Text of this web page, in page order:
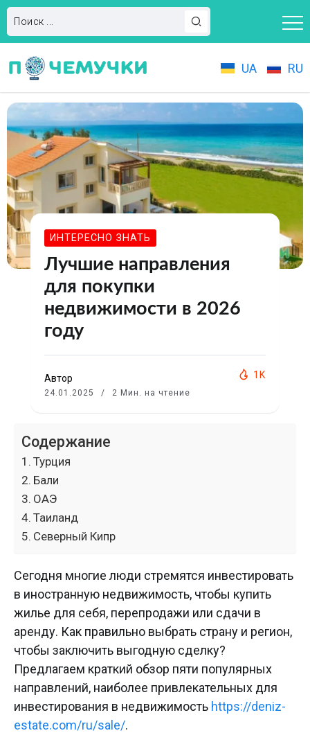
UA RU
ИНТЕРЕСНО ЗНАТЬ
Лучшие направления
для покупки
недвижимости в 2026
году
Автор
24.01.2025 2 Мин. на чтение
1K
Содержание
Турция
Бали
ОАЭ
Таиланд
Северный Кипр
Сегодня многие люди стремятся инвестировать
в иностранную недвижимость, чтобы купить
жилье для себя, перепродажи или сдачи в
аренду. Как правильно выбрать страну и регион,
чтобы заключить выгодную сделку?
Предлагаем краткий обзор пяти популярных
направлений, наиболее привлекательных для
инвестирования в недвижимость https://deniz-
estate.com/ru/sale/.